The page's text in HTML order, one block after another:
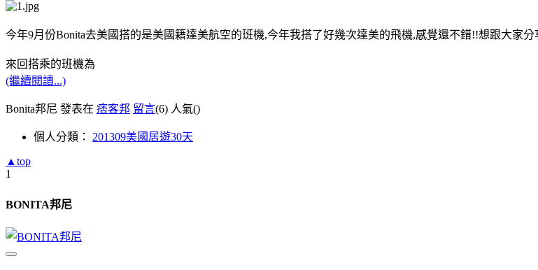
今年9月份Bonita去美國搭的是美國籍達美航空的班機,今年我搭了好幾次達美的飛機,感覺還不錯!!想跟大家
來回搭乘的班機為
(繼續閱讀...)
Bonita邦尼 發表在 痞客邦 留言(6) 人氣()
個人分類： 201309美國居遊30天
▲top
1
BONITA邦尼